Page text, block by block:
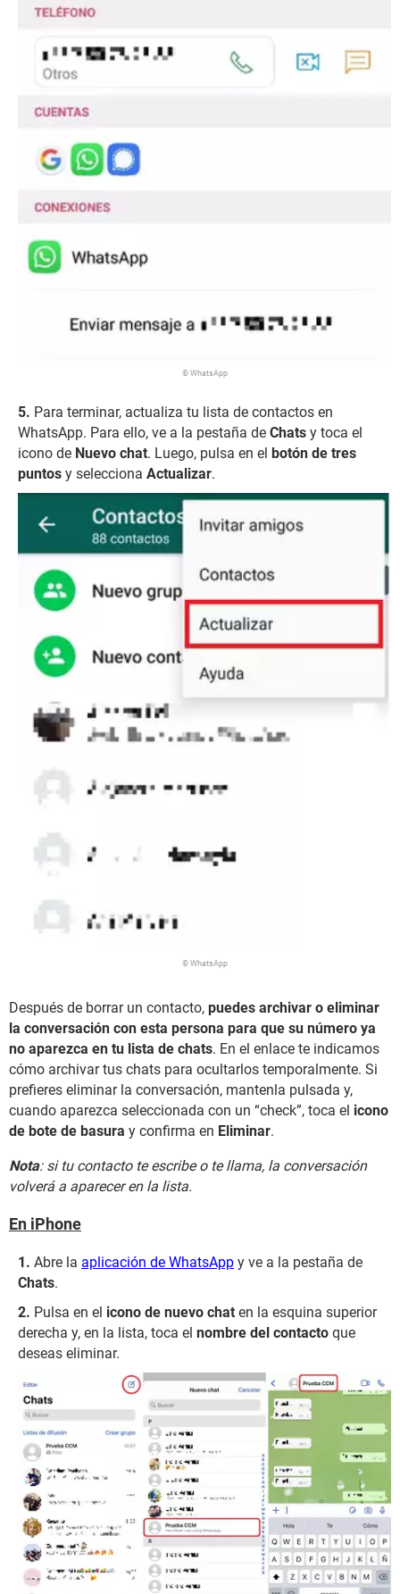
© WhatsApp
Para terminar, actualiza tu lista de contactos en
WhatsApp. Para ello, ve a la pestaña de Chats y toca el
icono de Nuevo chat. Luego, pulsa en el botón de tres
puntos y selecciona Actualizar.
© WhatsApp
Después de borrar un contacto, puedes archivar o eliminar
la conversación con esta persona para que su número ya
no aparezca en tu lista de chats. En el enlace te indicamos
cómo archivar tus chats para ocultarlos temporalmente. Si
prefieres eliminar la conversación, mantenla pulsada y,
cuando aparezca seleccionada con un “check”, toca el icono
de bote de basura y confirma en Eliminar.
Nota: si tu contacto te escribe o te llama, la conversación
volverá a aparecer en la lista.
En iPhone
Abre la aplicación de WhatsApp y ve a la pestaña de
Chats.
Pulsa en el icono de nuevo chat en la esquina superior
derecha y, en la lista, toca el nombre del contacto que
deseas eliminar.